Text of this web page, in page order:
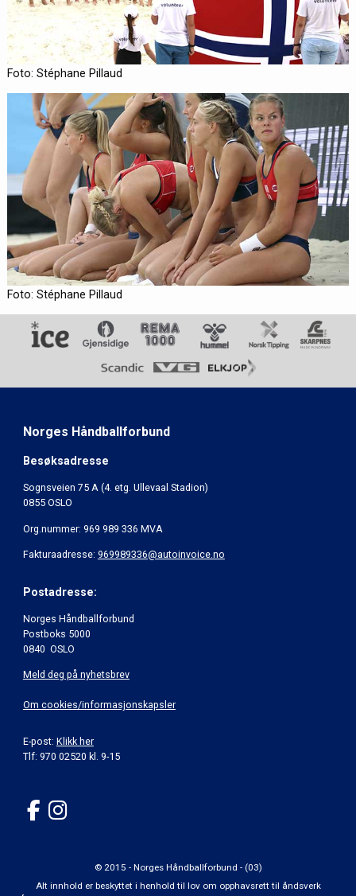
Foto: Stéphane Pillaud
Foto: Stéphane Pillaud
Norges Håndballforbund
Besøksadresse
Sognsveien 75 A (4. etg. Ullevaal Stadion)
0855 OSLO
Org.nummer: 969 989 336 MVA
Fakturaadresse: 969989336@autoinvoice.no
Postadresse:
Norges Håndballforbund
Postboks 5000
0840 OSLO
Meld deg på nyhetsbrev
Om cookies/informasjonskapsler
E-post: Klikk her
Tlf: 970 02520 kl. 9-15
© 2015 - Norges Håndballforbund - (03)
Alt innhold er beskyttet i henhold til lov om opphavsrett til åndsverk